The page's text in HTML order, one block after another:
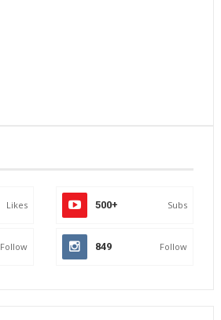
Likes 500+ Subs
Follow 849 Follow